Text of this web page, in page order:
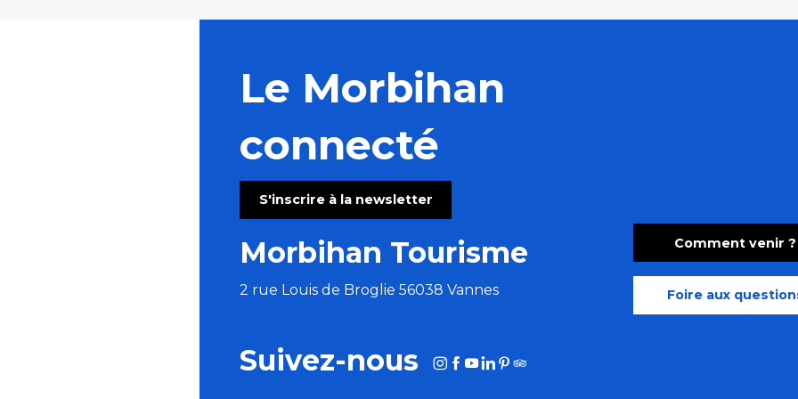
Le Morbihan
connecté
S'inscrire à la newsletter
Morbihan Tourisme
2 rue Louis de Broglie 56038 Vannes
Comment venir ?
Foire aux
Suivez-nous